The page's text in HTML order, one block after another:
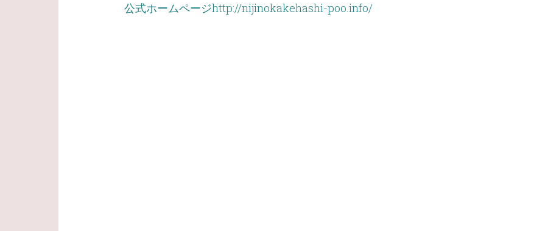
公式ホームページhttp://nijinokakehashi-poo.info/